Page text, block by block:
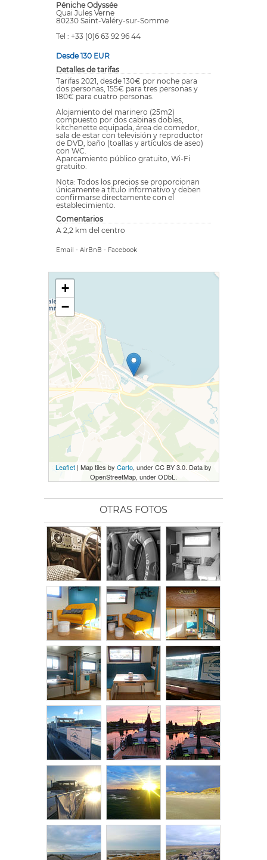
Péniche Odyssée
Quai Jules Verne
80230 Saint-Valéry-sur-Somme
Tel : +33 (0)6 63 92 96 44
Desde 130 EUR
Detalles de tarifas
Tarifas 2021, desde 130€ por noche para
dos personas, 155€ para tres personas y
180€ para cuatro personas.
Alojamiento del marinero (25m2)
compuesto por dos cabinas dobles,
kitchenette equipada, área de comedor,
sala de estar con televisión y reproductor
de DVD, baño (toallas y artículos de aseo)
con WC.
Aparcamiento público gratuito, Wi-Fi
gratuito.
Nota: Todos los precios se proporcionan
únicamente a título informativo y deben
confirmarse directamente con el
establecimiento.
Comentarios
A 2,2 km del centro
Email - AirBnB - Facebook
+
−
Leaflet | Map tiles by Carto, under CC BY 3.0. Data by
OpenStreetMap, under ODbL.
OTRAS FOTOS